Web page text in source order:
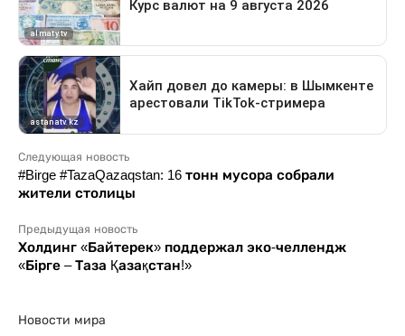
Следующая новость
#Birge #TazaQazaqstan: 16 тонн мусора собрали
жители столицы
Предыдущая новость
Холдинг «Байтерек» поддержал эко-челлендж
«Бірге – Таза Қазақстан!»
Новости мира